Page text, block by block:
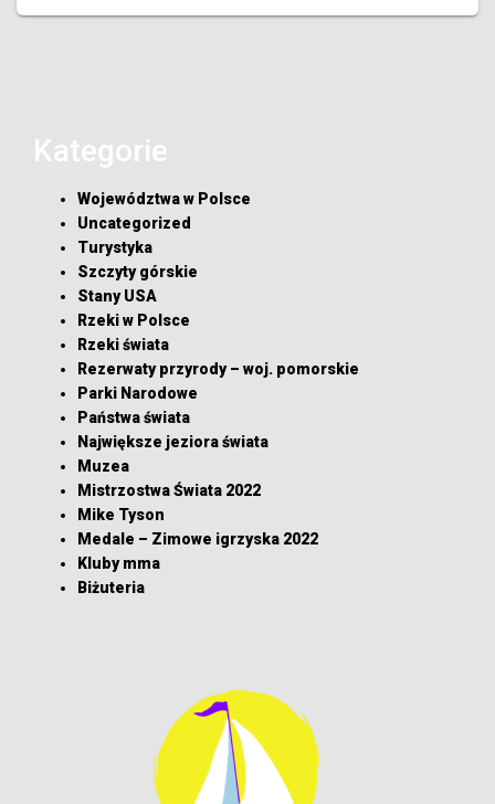
Kategorie
Województwa w Polsce
Uncategorized
Turystyka
Szczyty górskie
Stany USA
Rzeki w Polsce
Rzeki świata
Rezerwaty przyrody – woj. pomorskie
Parki Narodowe
Państwa świata
Największe jeziora świata
Muzea
Mistrzostwa Świata 2022
Mike Tyson
Medale – Zimowe igrzyska 2022
Kluby mma
Biżuteria